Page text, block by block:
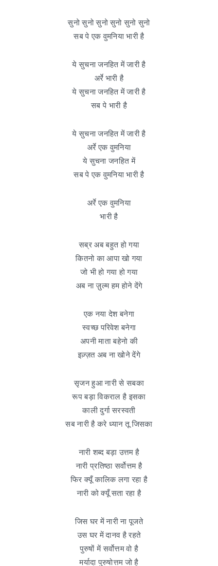
सुनो सुनो सुनो सुनो सुनो सुनो
सब पे एक वुमनिया भारी है
ये सुचना जनहित में जारी है
अर्रे भारी है
ये सुचना जनहित में जारी है
सब पे भारी है
ये सुचना जनहित में जारी है
अर्रे एक वुमनिया
ये सुचना जनहित में
सब पे एक वुमनिया भारी है
अर्रे एक वुमनिया
भारी है
सब्र अब बहुत हो गया
कितनो का आपा खो गया
जो भी हो गया हो गया
अब ना ज़ुल्म हम होने देंगे
एक नया देश बनेगा
स्वच्छ परिवेश बनेगा
अपनी माता बहेनो की
इज़्ज़त अब ना खोने देंगे
सृजन हुआ नारी से सबका
रूप बड़ा विकराल है इसका
काली दुर्गा सरस्वती
सब नारी है करे ध्यान तू जिसका
नारी शब्द बड़ा उत्तम है
नारी प्रतिष्ठा सर्वोत्तम है
फिर क्यूँ कालिक लगा रहा है
नारी को क्यूँ सता रहा है
जिस घर में नारी ना पूजते
उस घर में दानव है रहते
पुरुषों में सर्वोत्तम वो है
मर्यादा पुरुषोत्तम जो है